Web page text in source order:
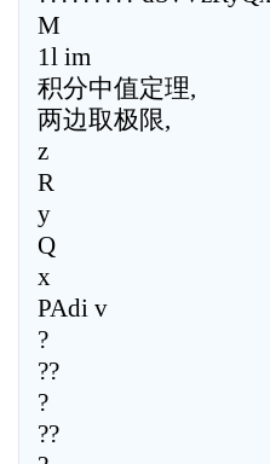
M
1l im
积分中值定理,
两边取极限,
z
R
y
Q
x
PAdi v
?
??
?
??